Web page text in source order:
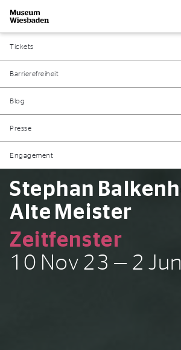
Zur Startseite
Tickets
Barrierefreiheit
Blog
Presse
Engagement
Stephan
Alte Meister
Zeitfenster
10 Nov 23 — 2